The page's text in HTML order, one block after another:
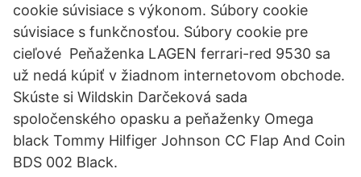
cookie súvisiace s výkonom. Súbory cookie
súvisiace s funkčnosťou. Súbory cookie pre
cieľové Peňaženka LAGEN ferrari-red 9530 sa
už nedá kúpiť v žiadnom internetovom obchode.
Skúste si Wildskin Darčeková sada
spoločenského opasku a peňaženky Omega
black Tommy Hilfiger Johnson CC Flap And Coin
BDS 002 Black.